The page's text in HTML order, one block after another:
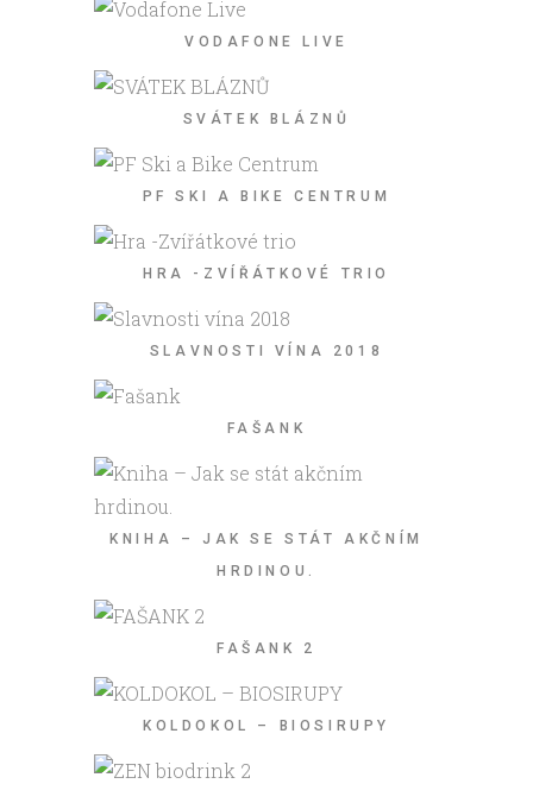
VODAFONE LIVE
SVÁTEK BLÁZNŮ
PF SKI A BIKE CENTRUM
HRA -ZVÍŘÁTKOVÉ TRIO
SLAVNOSTI VÍNA 2018
FAŠANK
KNIHA – JAK SE STÁT AKČNÍM
HRDINOU.
FAŠANK 2
KOLDOKOL – BIOSIRUPY